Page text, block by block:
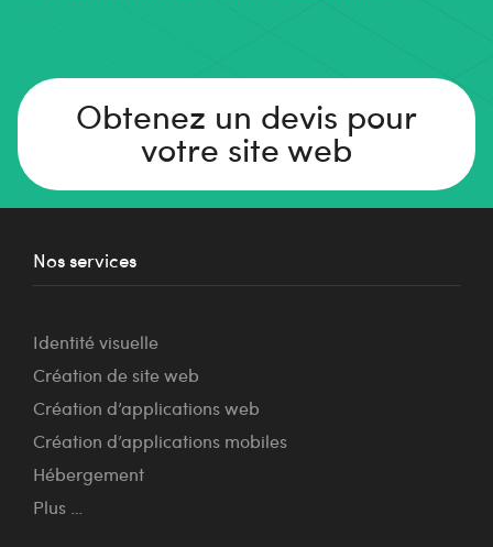
Obtenez un devis pour
votre site web
Nos services
Identité visuelle
Création de site web
Création d’applications web
Création d’applications mobiles
Hébergement
Plus …